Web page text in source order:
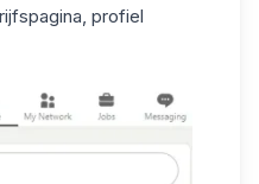
profiel